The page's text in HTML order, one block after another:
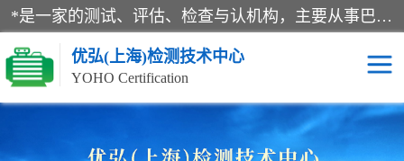
*是一家的测试、评估、检查与认机构，主要从事巴西NR10认证、NR12认证、NR13认证；ANATEL认证、INMTRO认证，欧盟CE认证：MD认证，PED认证，MID认证，ATEX认证，德国蓝色天使认证。
优弘(上海)检测技术中心
YOHO Certification
RECYCLASS认证 NR10认证